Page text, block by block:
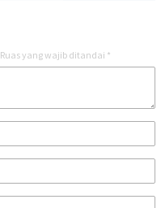
Ruas yang wajib ditandai *